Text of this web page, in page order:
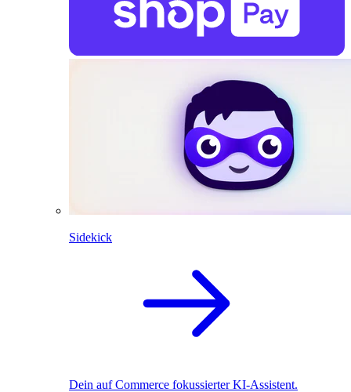
Sidekick
Dein auf Commerce fokussierter KI-Assistent.